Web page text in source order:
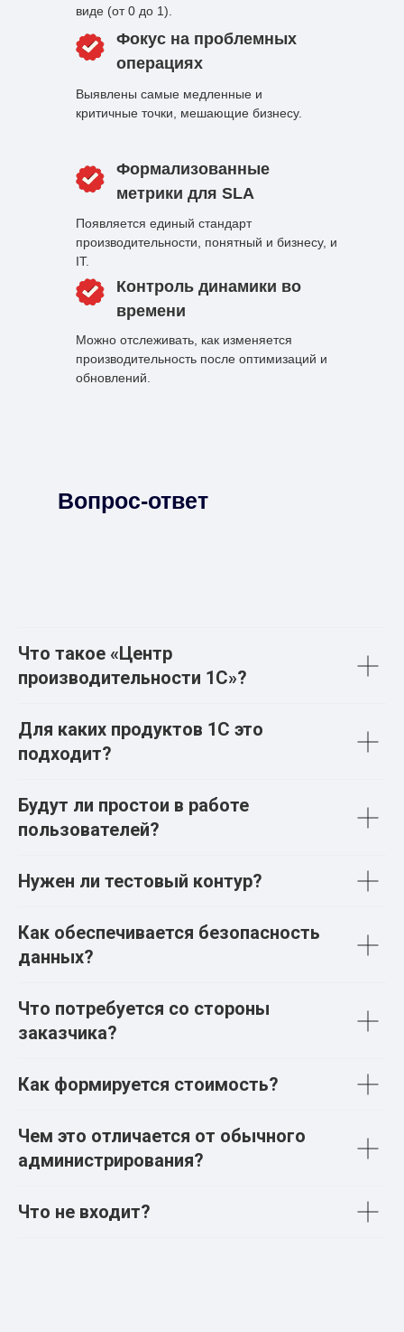
виде (от 0 до 1).
Фокус на проблемных
операциях
Выявлены самые медленные и
критичные точки, мешающие бизнесу.
Формализованные
метрики для SLA
Появляется единый стандарт
производительности, понятный и бизнесу, и
IT.
Контроль динамики во
времени
Можно отслеживать, как изменяется
производительность после оптимизаций и
обновлений.
Вопрос-ответ
Что такое «Центр
производительности 1С»?
Для каких продуктов 1С это
подходит?
Будут ли простои в работе
пользователей?
Нужен ли тестовый контур?
Как обеспечивается безопасность
данных?
Что потребуется со стороны
заказчика?
Как формируется стоимость?
Чем это отличается от обычного
администрирования?
Что не входит?